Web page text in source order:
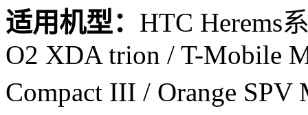
适用机型： HTC Herems
O2 XDA trion / T-Mobile
Compact III / Orange